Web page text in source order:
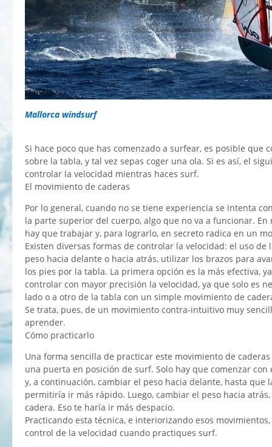
Mallorca windsurf
Si hace poco que has comenzado a surfear, es posible que
sobre la tabla, y tal vez sepas coger una ola. Si es así, el
controlar la velocidad mientras haces surf.
El movimiento de caderas
Por lo general, cuando no se tiene experiencia se intenta
la parte superior del cuerpo, algo que no va a funcionar.
hay que trabajar y, para lograrlo, en secreto radica en un
Existen diversas formas de controlar la velocidad: el uso de
peso hacia delante o hacia atrás, utilizar los brazos para
los pies por la tabla. La primera opción es la más efectiva,
controlar con mayor precisión la velocidad, ya que solo es
lado o a otro de la tabla con un simple movimiento de
Se trata, pues, de un movimiento contra-intuitivo muy
aprender.
Cómo practicarlo
Una forma sencilla de practicar este movimiento de
una puerta en posición de surf. Solo hay que comenzar
y, a continuación, cambiar el peso hacia delante, hasta que
permitiría ir más rápido. Luego, cambiar el peso hacia
cadera. Eso te haría ir más despacio.
Practicando esta técnica, e interiorizando esos
control de la velocidad cuando practiques surf.